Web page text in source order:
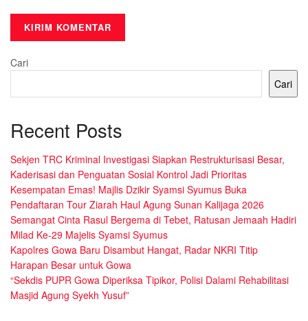
Cari
Cari
Recent Posts
Sekjen TRC Kriminal Investigasi Siapkan Restrukturisasi Besar,
Kaderisasi dan Penguatan Sosial Kontrol Jadi Prioritas
Kesempatan Emas! Majlis Dzikir Syamsi Syumus Buka
Pendaftaran Tour Ziarah Haul Agung Sunan Kalijaga 2026
Semangat Cinta Rasul Bergema di Tebet, Ratusan Jemaah Hadiri
Milad Ke-29 Majelis Syamsi Syumus
Kapolres Gowa Baru Disambut Hangat, Radar NKRI Titip
Harapan Besar untuk Gowa
“Sekdis PUPR Gowa Diperiksa Tipikor, Polisi Dalami Rehabilitasi
Masjid Agung Syekh Yusuf”